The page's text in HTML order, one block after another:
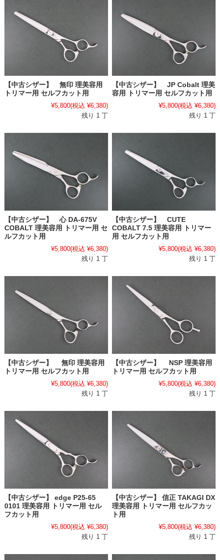
【中古シザー】 無印 理美容用
トリマー用 セルフカット用
¥5,800(税込 ¥6,380)
残り 1 丁
【中古シザー】 JP Cobalt 理美
容用 トリマー用 セルフカット用
¥5,800(税込 ¥6,380)
残り 1 丁
【中古シザー】 心 DA-675V
COBALT 理美容用 トリマー用 セ
ルフカット用
¥5,800(税込 ¥6,380)
残り 1 丁
【中古シザー】 CUTE
COBALT 7.5 理美容用 トリマー
用 セルフカット用
¥5,800(税込 ¥6,380)
残り 1 丁
【中古シザー】 無印 理美容用
トリマー用 セルフカット用
¥5,800(税込 ¥6,380)
残り 1 丁
【中古シザー】 NSP 理美容用
トリマー用 セルフカット用
¥5,800(税込 ¥6,380)
残り 1 丁
【中古シザー】 edge P25-65
0101 理美容用 トリマー用 セル
フカット用
¥5,800(税込 ¥6,380)
残り 1 丁
【中古シザー】 信正 TAKAGI DX
理美容用 トリマー用 セルフカッ
ト用
¥5,800(税込 ¥6,380)
残り 1 丁